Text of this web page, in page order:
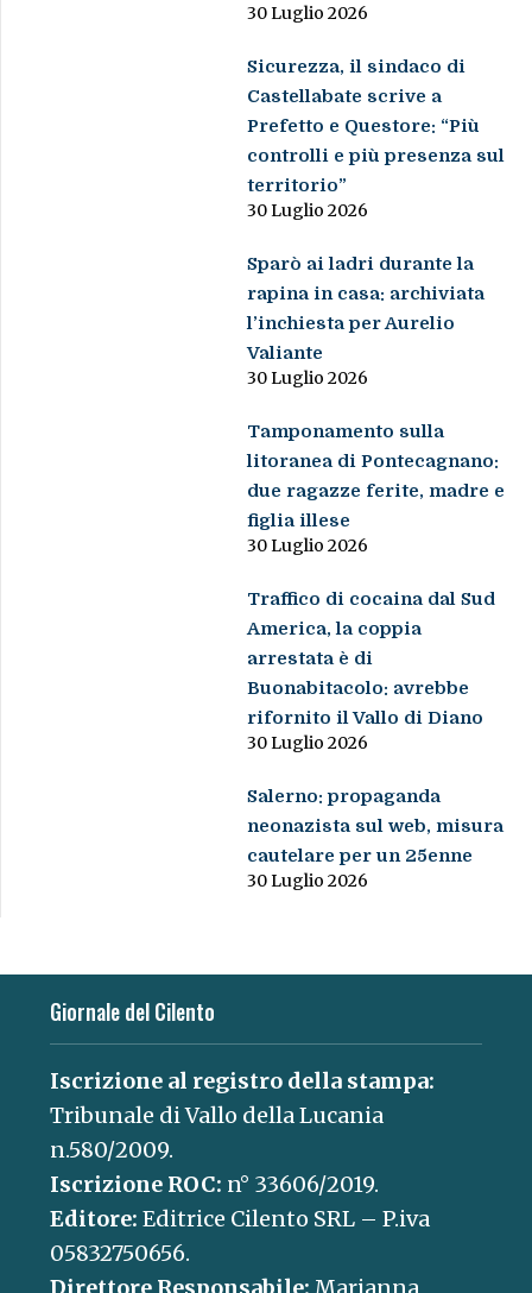
30 Luglio 2026
Sicurezza, il sindaco di
Castellabate scrive a
Prefetto e Questore: “Più
controlli e più presenza sul
territorio”
30 Luglio 2026
Sparò ai ladri durante la
rapina in casa: archiviata
l’inchiesta per Aurelio
Valiante
30 Luglio 2026
Tamponamento sulla
litoranea di Pontecagnano:
due ragazze ferite, madre e
figlia illese
30 Luglio 2026
Traffico di cocaina dal Sud
America, la coppia
arrestata è di
Buonabitacolo: avrebbe
rifornito il Vallo di Diano
30 Luglio 2026
Salerno: propaganda
neonazista sul web, misura
cautelare per un 25enne
30 Luglio 2026
Giornale del Cilento
Iscrizione al registro della stampa:
Tribunale di Vallo della Lucania
n.580/2009.
Iscrizione ROC: n° 33606/2019.
Editore: Editrice Cilento SRL – P.iva
05832750656.
Direttore Responsabile: Marianna